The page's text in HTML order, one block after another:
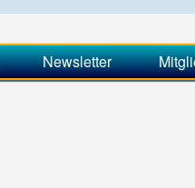
Newsletter